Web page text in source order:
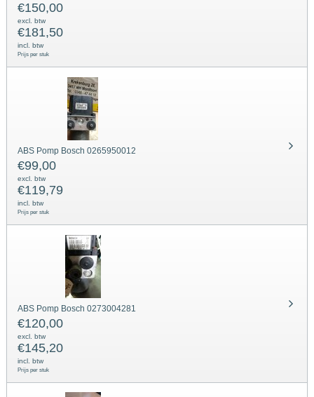
€150,00
excl. btw
€181,50
incl. btw
Prijs per stuk
ABS Pomp Bosch 0265950012
€99,00
excl. btw
€119,79
incl. btw
Prijs per stuk
ABS Pomp Bosch 0273004281
€120,00
excl. btw
€145,20
incl. btw
Prijs per stuk